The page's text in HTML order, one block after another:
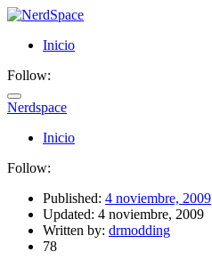
Inicio
Follow:
Nerdspace
Inicio
Follow:
Published: 4 noviembre, 2009
Updated: 4 noviembre, 2009
Written by: drmodding
78